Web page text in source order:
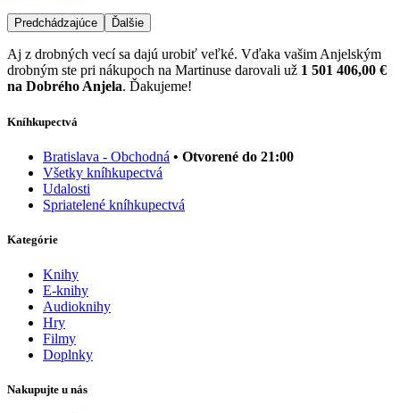
Predchádzajúce Ďalšie
Aj z drobných vecí sa dajú urobiť veľké. Vďaka vašim Anjelským
drobným ste pri nákupoch na Martinuse darovali už 1 501 406,00 €
na Dobrého Anjela. Ďakujeme!
Kníhkupectvá
Bratislava - Obchodná • Otvorené do 21:00
Všetky kníhkupectvá
Udalosti
Spriatelené kníhkupectvá
Kategórie
Knihy
E-knihy
Audioknihy
Hry
Filmy
Doplnky
Nakupujte u nás